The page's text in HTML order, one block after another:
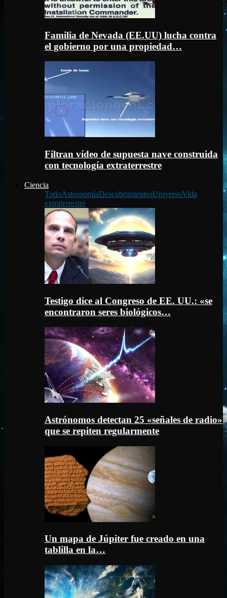
Familia de Nevada (EE.UU) lucha contra
el gobierno por una propiedad…
Filtran vídeo de supuesta nave construida
con tecnología extraterrestre
Ciencia
TodoAstronomíaDescubrimientosUniversoVida
extraterrestre
Testigo dice al Congreso de EE. UU.: «se
encontraron seres biológicos…
Astrónomos detectan 25 «señales de radio»
que se repiten regularmente
Un mapa de Júpiter fue creado en una
tablilla en la…